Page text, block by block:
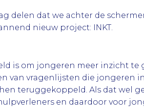
delen dat we achter de
nieuw project: INKT.
is om jongeren meer inzicht te
van vragenlijsten die jongeren
teruggekoppeld. Als dat wel
en daardoor voor